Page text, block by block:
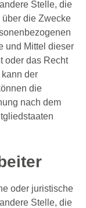
Stelle, die
die Zwecke
und Mittel dieser
oder das Recht
der
die
nach dem
oder juristische
Stelle, die